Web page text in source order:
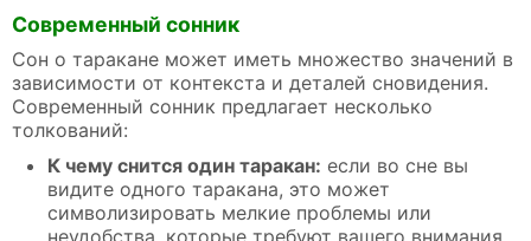
Современный сонник
Сон о таракане может иметь множество значений в
зависимости от контекста и деталей сновидения.
Современный сонник предлагает несколько
толкований:
К чему снится один таракан: если во сне вы
видите одного таракана, это может
символизировать мелкие проблемы или
неудобства, которые требуют вашего внимания.